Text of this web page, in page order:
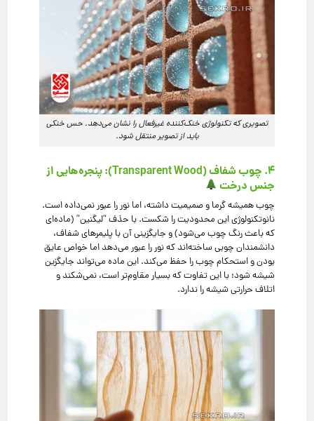
تصویری که تکنولوژی خنک‌کننده غیرفعال را نشان می‌دهد. حس خنکی
باید از تصویر منتقل شود.
۴. چوب شفاف (Transparent Wood): پنجره‌هایی از
جنس درخت
چوب همیشه گرما و صمیمیت داشته، اما نور را عبور نمی‌داده است.
نانوتکنولوژی این محدودیت را شکست. با حذف “لیگنین” (ماده‌ای
که باعث رنگ چوب می‌شود) و جایگزینی آن با پلیمرهای شفاف،
دانشمندان چوبی ساخته‌اند که نور را عبور می‌دهد اما خواص عایق
بودن و استحکام چوب را حفظ می‌کند. این ماده می‌تواند جایگزین
شیشه شود؛ با این تفاوت که بسیار مقاوم‌تر است، نمی‌شکند و
اتلاف حرارتی شیشه را ندارد.